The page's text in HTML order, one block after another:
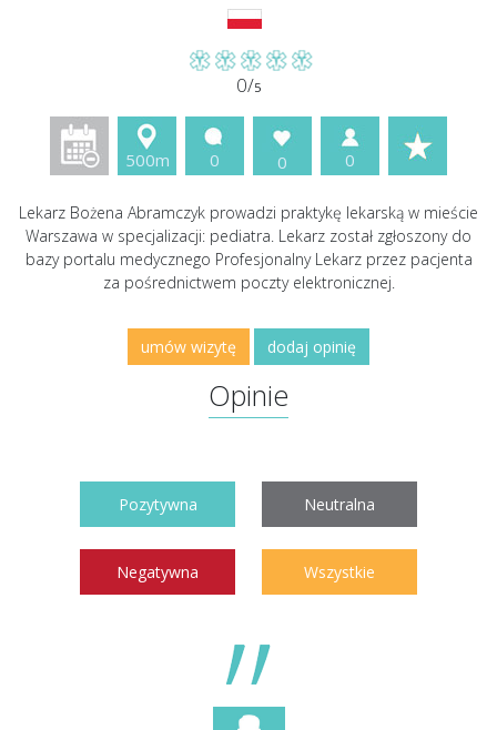
0/5
500m 0 0 0
Lekarz Bożena Abramczyk prowadzi praktykę lekarską w mieście
Warszawa w specjalizacji: pediatra. Lekarz został zgłoszony do
bazy portalu medycznego Profesjonalny Lekarz przez pacjenta
za pośrednictwem poczty elektronicznej.
umów wizytę dodaj opinię
Opinie
Pozytywna Neutralna
Negatywna Wszystkie